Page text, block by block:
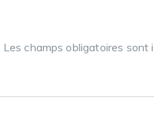
Les champs obligatoires sont